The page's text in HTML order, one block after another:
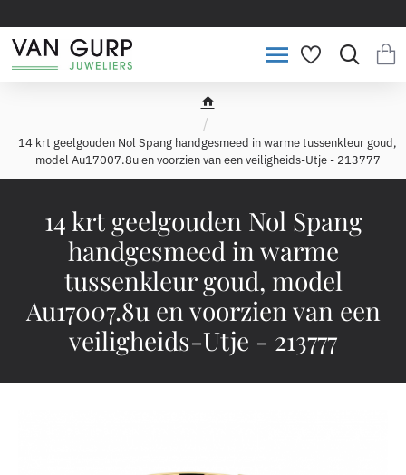
14 krt geelgouden Nol Spang
handgesmeed in warme
tussenkleur goud, model
Au17007.8u en voorzien van een
veiligheids-Utje - 213777
h
m
e
14 krt geelgouden Nol Spang handgesmeed in warme tussenkleur goud,
model Au17007.8u en voorzien van een veiligheids-Utje - 213777